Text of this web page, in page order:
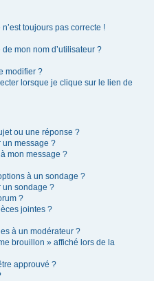
toujours pas correcte !
mon nom d’utilisateur ?
modifier ?
lorsque je clique sur le lien de
ou une réponse ?
un message ?
mon message ?
à un sondage ?
un sondage ?
?
jointes ?
à un modérateur ?
brouillon » affiché lors de la
approuvé ?